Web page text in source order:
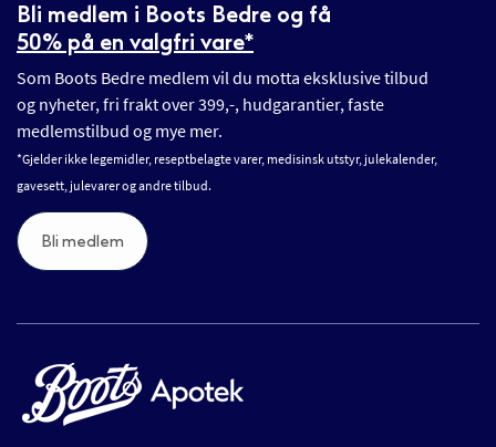
Bli medlem i Boots Bedre og få
50% på en valgfri vare*
Som Boots Bedre medlem vil du motta eksklusive tilbud
og nyheter, fri frakt over 399,-, hudgarantier, faste
medlemstilbud og mye mer.
*Gjelder ikke legemidler, reseptbelagte varer, medisinsk utstyr, julekalender,
gavesett, julevarer og andre tilbud.
Bli medlem